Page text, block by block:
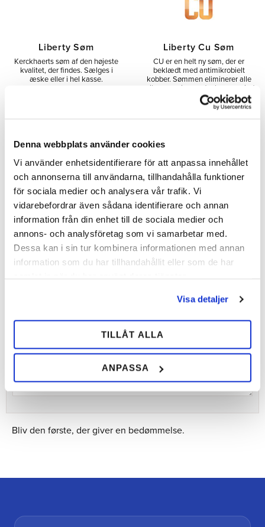
Denna webbplats använder cookies
Vi använder enhetsidentifierare för att anpassa innehållet
och annonserna till användarna, tillhandahålla funktioner
för sociala medier och analysera vår trafik. Vi
vidarebefordrar även sådana identifierare och annan
information från din enhet till de sociala medier och
annons- och analysföretag som vi samarbetar med.
Dessa kan i sin tur kombinera informationen med annan
information som du har tillhandahållit eller som de har
Visa detaljer
TILLÅT ALLA
ANPASSA
Liberty Søm
Kerckhaerts søm af den højeste
kvalitet, der findes. Sælges i
æske eller i hel kasse.
Tilføj til ønskeliste
Liberty Cu Søm
CU er en helt ny søm, der er
beklædt med antimikrobielt
kobber. Sømmen eliminerer alle
mikroorganismer, der kommer ind
i hovvæggen gennem
sømhullerne.
Del
Facebook
Bliv den første, der giver en bedømmelse.